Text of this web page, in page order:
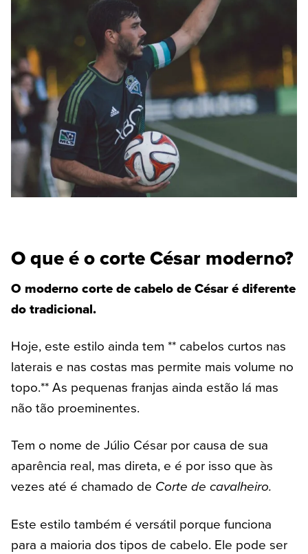
O que é o corte César moderno?
O moderno corte de cabelo de César é diferente
do tradicional.
Hoje, este estilo ainda tem ** cabelos curtos nas
laterais e nas costas mas permite mais volume no
topo.** As pequenas franjas ainda estão lá mas
não tão proeminentes.
Tem o nome de Júlio César por causa de sua
aparência real, mas direta, e é por isso que às
vezes até é chamado de Corte de cavalheiro.
Este estilo também é versátil porque funciona
para a maioria dos tipos de cabelo. Ele pode ser